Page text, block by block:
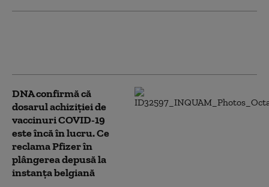
DNA confirmă că
dosarul achiziției de
vaccinuri COVID-19
este încă în lucru. Ce
reclama Pfizer în
plângerea depusă la
instanța belgiană